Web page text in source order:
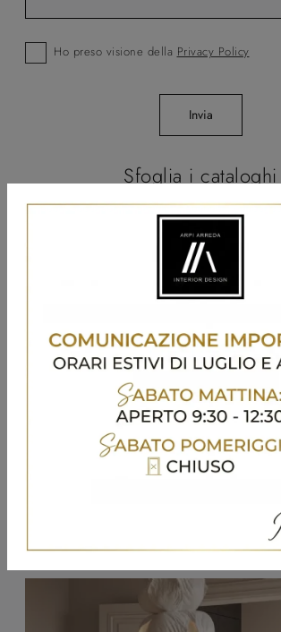
Sfoglia i cataloghi
Ho preso visione della Privacy Policy
Invia
Potrebbero piacerti